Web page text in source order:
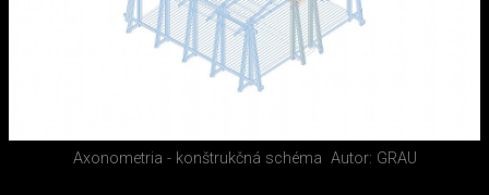
Axonometria - konštrukčná schéma Autor: GRAU